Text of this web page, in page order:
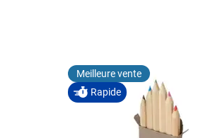
Meilleure vente
Rapide